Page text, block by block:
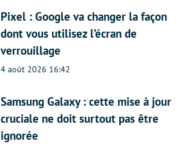
Pixel : Google va changer la façon
dont vous utilisez l’écran de
verrouillage
4 août 2026 16:42
Samsung Galaxy : cette mise à jour
cruciale ne doit surtout pas être
ignorée